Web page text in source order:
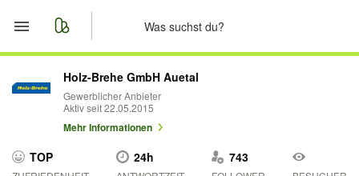
Start
Merkliste
Nachrichten
Holz-Brehe GmbH Auetal
Gewerblicher Anbieter
Aktiv seit 22.05.2015
Mehr Informationen
TOP 24h 743